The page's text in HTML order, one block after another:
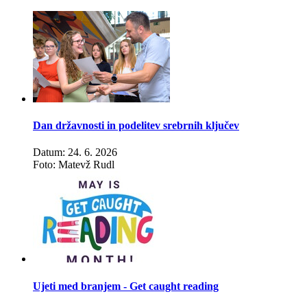
Dan državnosti in podelitev srebrnih ključev
Datum: 24. 6. 2026
Foto: Matevž Rudl
Ujeti med branjem - Get caught reading